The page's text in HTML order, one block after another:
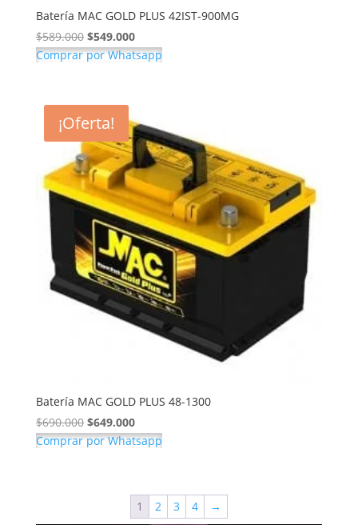
Batería MAC GOLD PLUS 42IST-900MG
$589.000 El
precio
$589.000.
$549.000El
precio
Comprar por Whatsapp
¡Oferta!
Batería MAC GOLD PLUS 48-1300
$690.000 El
precio
$690.000.
$649.000El
precio
$649.000.
Comprar por Whatsapp
1 2 3 4 →